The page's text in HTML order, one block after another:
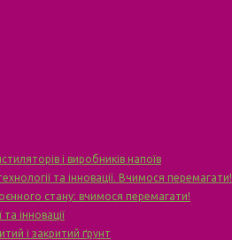
і виробників напоїв
та інновації. Вчимося перемагати!
стану: вчимося перемагати!
інновації
і закритий ґрунт